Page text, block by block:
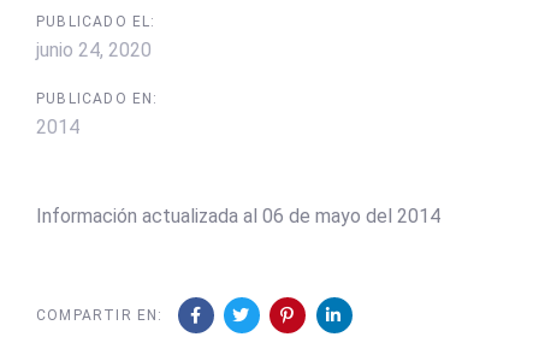
PUBLICADO EL:
junio 24, 2020
PUBLICADO EN:
2014
Información actualizada al 06 de mayo del 2014
COMPARTIR EN: